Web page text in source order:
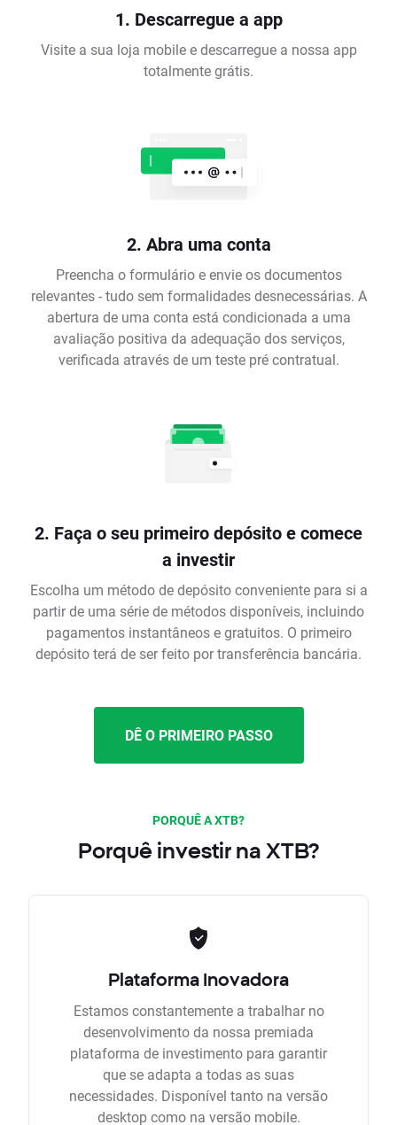
1. Descarregue a app
Visite a sua loja mobile e descarregue a nossa app
totalmente grátis.
2. Abra uma conta
Preencha o formulário e envie os documentos
relevantes - tudo sem formalidades desnecessárias. A
abertura de uma conta está condicionada a uma
avaliação positiva da adequação dos serviços,
verificada através de um teste pré contratual.
2. Faça o seu primeiro depósito e comece
a investir
Escolha um método de depósito conveniente para si a
partir de uma série de métodos disponíveis, incluindo
pagamentos instantâneos e gratuitos. O primeiro
depósito terá de ser feito por transferência bancária.
DÊ O PRIMEIRO PASSO
PORQUÊ A XTB?
Porquê investir na XTB?
Plataforma Inovadora
Estamos constantemente a trabalhar no
desenvolvimento da nossa premiada
plataforma de investimento para garantir
que se adapta a todas as suas
necessidades. Disponível tanto na versão
desktop como na versão mobile.